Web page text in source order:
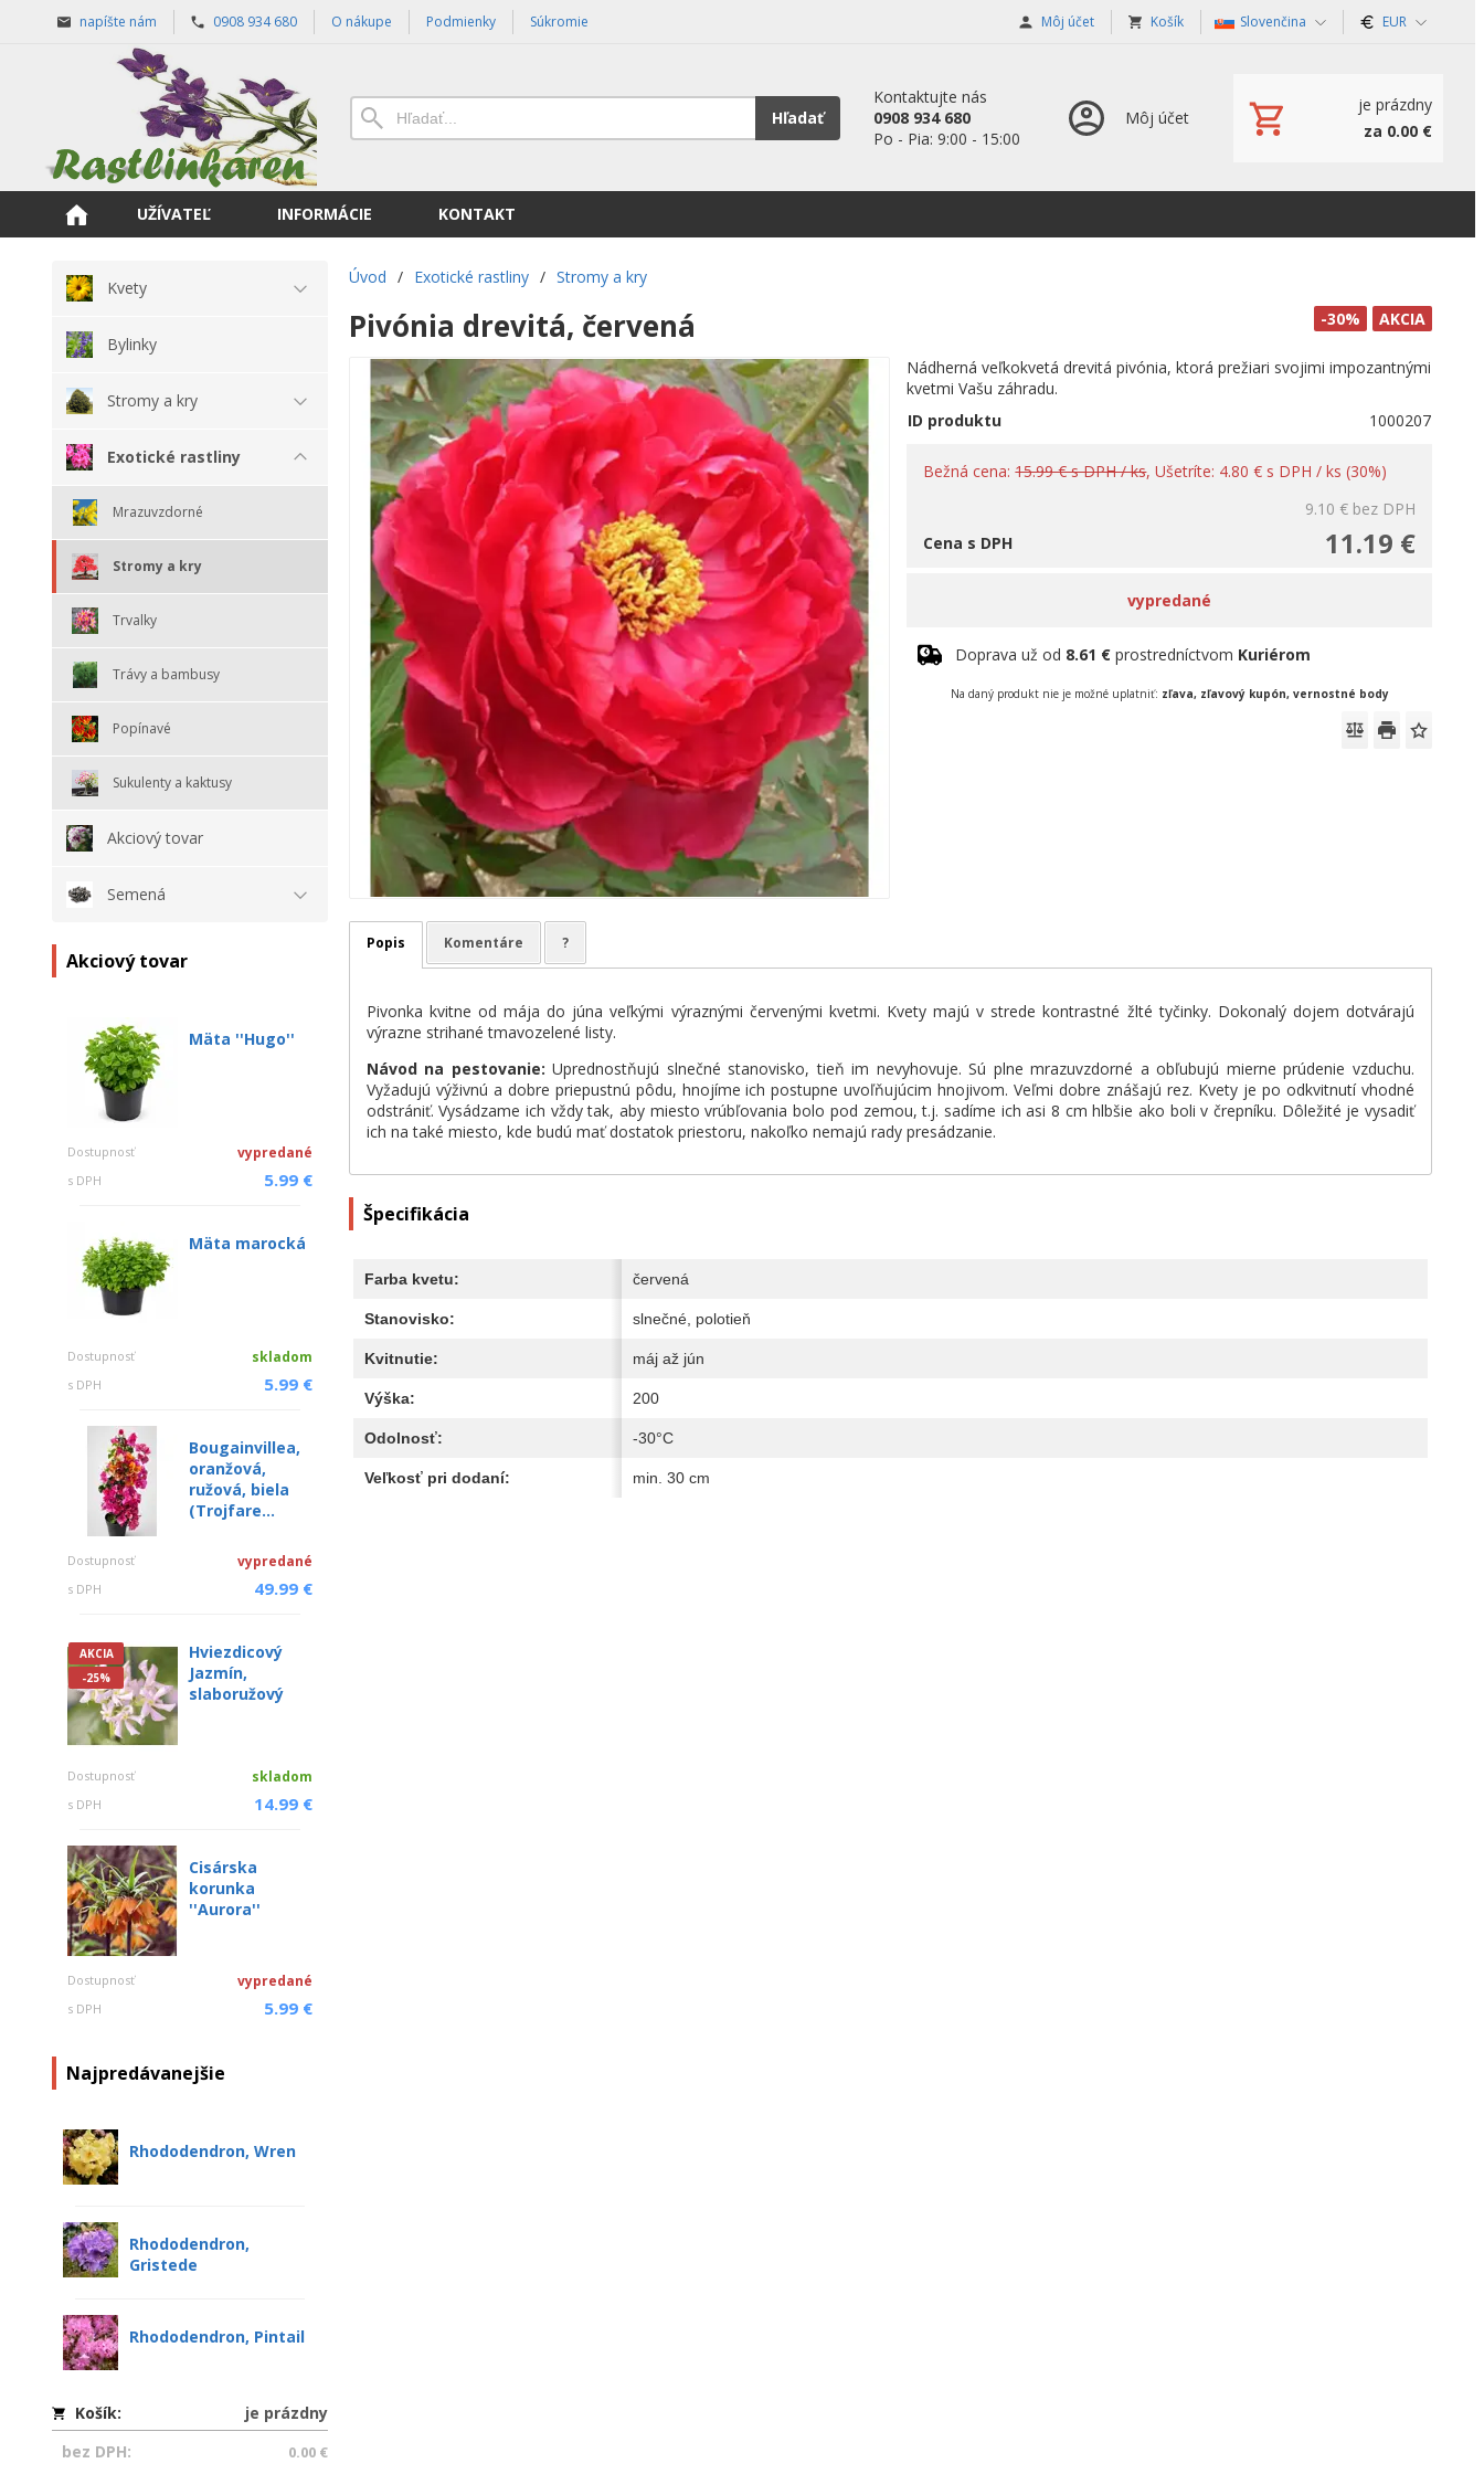
napíšte nám 0908 934 680 O nákupe Podmienky Súkromie Môj účet Košík Slovenčina EUR
Hľadať
Kontaktujte nás
0908 934 680
Po - Pia: 9:00 - 15:00
Môj účet
je prázdny
za 0.00 €
UŽÍVATEĽ INFORMÁCIE KONTAKT
Kvety
Bylinky
Stromy a kry
Exotické rastliny
Mrazuvzdorné
Stromy a kry
Trvalky
Trávy a bambusy
Popínavé
Sukulenty a kaktusy
Akciový tovar
Semená
Akciový tovar
Mäta ''Hugo''
Dostupnosť vypredané
s DPH 5.99 €
Mäta marocká
Dostupnosť skladom
s DPH 5.99 €
Bougainvillea,
oranžová,
ružová, biela
(Trojfare...
Dostupnosť vypredané
s DPH 49.99 €
AKCIA
-25%
Hviezdicový
Jazmín,
slaboružový
Dostupnosť skladom
s DPH 14.99 €
Cisárska
korunka
''Aurora''
Dostupnosť vypredané
s DPH 5.99 €
Najpredávanejšie
Rhododendron, Wren
Rhododendron,
Gristede
Rhododendron, Pintail
Košík:
je prázdny
bez DPH:
0.00 €
Úvod / Exotické rastliny / Stromy a kry
AKCIA
-30%
Pivónia drevitá, červená
Nádherná veľkokvetá drevitá pivónia, ktorá prežiari svojimi impozantnými
kvetmi Vašu záhradu.
ID produktu
1000207
Bežná cena:15.99 € s DPH / ks, Ušetríte: 4.80 € s DPH / ks (30%)
9.10 € bez DPH
11.19 €
Cena s DPH
vypredané
Doprava už od 8.61 € prostredníctvom Kuriérom
Na daný produkt nie je možné uplatniť: zľava, zľavový kupón, vernostné body
Popis Komentáre ?
Pivonka kvitne od mája do júna veľkými výraznými červenými kvetmi. Kvety majú v strede kontrastné žlté tyčinky. Dokonalý dojem dotvárajú
výrazne strihané tmavozelené listy.
Návod na pestovanie:Uprednostňujú slnečné stanovisko, tieň im nevyhovuje. Sú plne mrazuvzdorné a obľubujú mierne prúdenie vzduchu.
Vyžadujú výživnú a dobre priepustnú pôdu, hnojíme ich postupne uvoľňujúcim hnojivom. Veľmi dobre znášajú rez. Kvety je po odkvitnutí vhodné
odstrániť. Vysádzame ich vždy tak, aby miesto vrúbľovania bolo pod zemou, t.j. sadíme ich asi 8 cm hlbšie ako boli v črepníku. Dôležité je vysadiť
ich na také miesto, kde budú mať dostatok priestoru, nakoľko nemajú rady presádzanie.
Špecifikácia
Farba kvetu: červená
Stanovisko: slnečné, polotieň
Kvitnutie: máj až jún
Výška: 200
Odolnosť: -30°C
Veľkosť pri dodaní: min. 30 cm